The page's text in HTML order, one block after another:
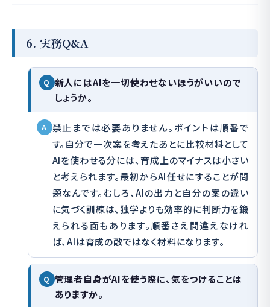
6. 実務Q&A
Q 新人にはAIを一切使わせないほうがいいので
しょうか。
A 禁止までは必要ありません。ポイントは順番で
す。自分で一次案を考えたあとに比較材料として
AIを使わせる分には、育成上のマイナスは小さい
と考えられます。最初からAI任せにすることが問
題なんです。むしろ、AIの出力と自分の案の違い
に気づく訓練は、独学よりも効率的に判断力を鍛
えられる面もあります。順番さえ間違えなけれ
ば、AIは育成の敵ではなく材料になります。
Q 管理者自身がAIを使う際に、気をつけることは
ありますか。